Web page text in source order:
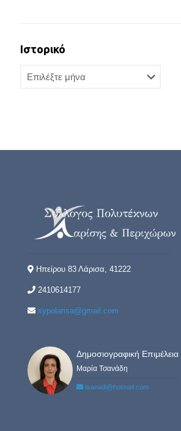
Ιστορικό
Ηπείρου 83 Λάρισα, 41222
2410614177
sypolarisa@gmail.com
Δημοσιογραφική Επιμέλεια
Μαρία Τσανάδη
tsanadi@hotmail.com